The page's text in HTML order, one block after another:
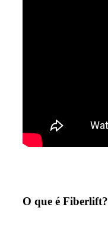
O que é Fiberlift?